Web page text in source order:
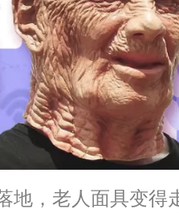
地，老人面具变得